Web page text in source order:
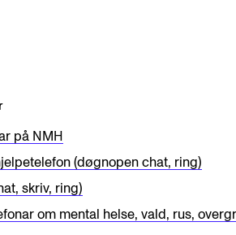
Software
studio
på NMH
(døgnopen chat, ring)
skriv, ring)
om mental helse, vald, rus,